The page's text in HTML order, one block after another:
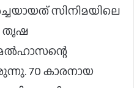
സിനിമയിലെ
തൃഷ
70 കാരനായ